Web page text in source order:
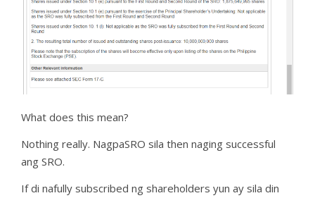
What does this mean?
Nothing really. NagpaSRO sila then naging successful
ang SRO.
If di nafully subscribed ng shareholders yun ay sila din